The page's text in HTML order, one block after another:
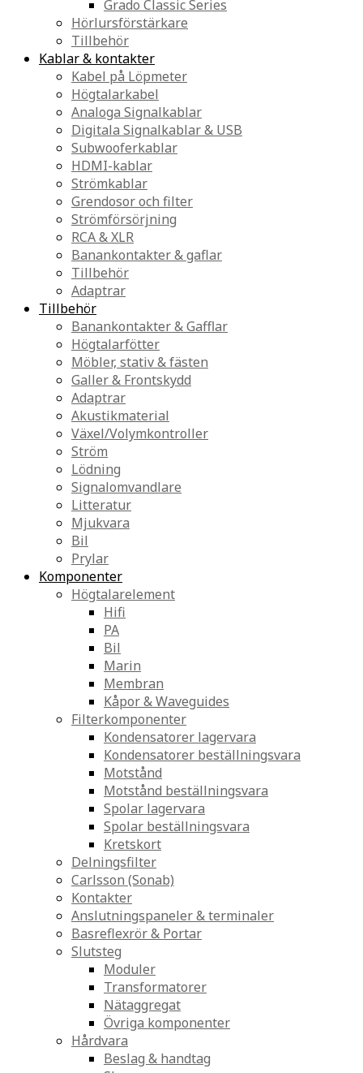
Grado Classic Series
Hörlursförstärkare
Tillbehör
Kablar & kontakter
Kabel på Löpmeter
Högtalarkabel
Analoga Signalkablar
Digitala Signalkablar & USB
Subwooferkablar
HDMI-kablar
Strömkablar
Grendosor och filter
Strömförsörjning
RCA & XLR
Banankontakter & gaflar
Tillbehör
Adaptrar
Tillbehör
Banankontakter & Gafflar
Högtalarfötter
Möbler, stativ & fästen
Galler & Frontskydd
Adaptrar
Akustikmaterial
Växel/Volymkontroller
Ström
Lödning
Signalomvandlare
Litteratur
Mjukvara
Bil
Prylar
Komponenter
Högtalarelement
Hifi
PA
Bil
Marin
Membran
Kåpor & Waveguides
Filterkomponenter
Kondensatorer lagervara
Kondensatorer beställningsvara
Motstånd
Motstånd beställningsvara
Spolar lagervara
Spolar beställningsvara
Kretskort
Delningsfilter
Carlsson (Sonab)
Kontakter
Anslutningspaneler & terminaler
Basreflexrör & Portar
Slutsteg
Moduler
Transformatorer
Nätaggregat
Övriga komponenter
Hårdvara
Beslag & handtag